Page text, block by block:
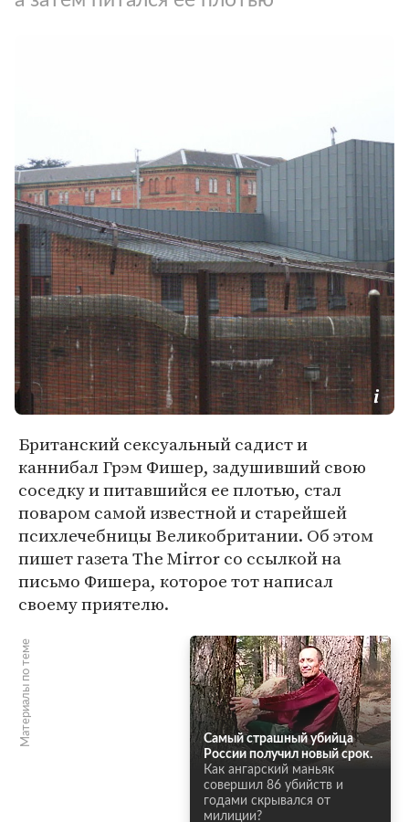
Британский сексуальный садист и
каннибал Грэм Фишер, задушивший свою
соседку и питавшийся ее плотью, стал
поваром самой известной и старейшей
психлечебницы Великобритании. Об этом
пишет газета The Mirror со ссылкой на
письмо Фишера, которое тот написал
своему приятелю.
Материалы по теме
Самый страшный убийца
России получил новый срок.
Как ангарский маньяк
совершил 86 убийств и
годами скрывался от
милиции?